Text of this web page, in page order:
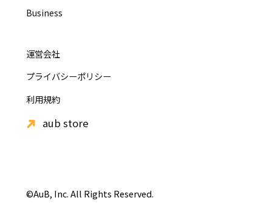
Business
運営会社
プライバシーポリシー
利用規約
aub store
©AuB, Inc. All Rights Reserved.